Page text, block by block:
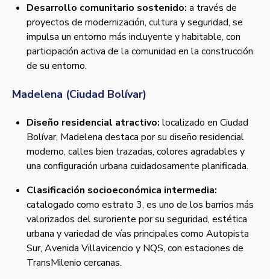
Desarrollo comunitario sostenido: a través de
proyectos de modernización, cultura y seguridad, se
impulsa un entorno más incluyente y habitable, con
participación activa de la comunidad en la construcción
de su entorno.
Madelena (Ciudad Bolívar)
Diseño residencial atractivo: localizado en Ciudad
Bolívar, Madelena destaca por su diseño residencial
moderno, calles bien trazadas, colores agradables y
una configuración urbana cuidadosamente planificada.
Clasificación socioeconómica intermedia:
catalogado como estrato 3, es uno de los barrios más
valorizados del suroriente por su seguridad, estética
urbana y variedad de vías principales como Autopista
Sur, Avenida Villavicencio y NQS, con estaciones de
TransMilenio cercanas.